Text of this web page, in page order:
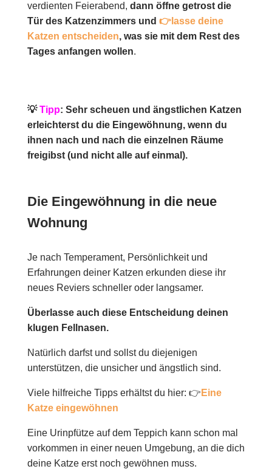
verdienten Feierabend, dann öffne getrost die
Tür des Katzenzimmers und 👉lasse deine
Katzen entscheiden, was sie mit dem Rest des
Tages anfangen wollen.
💡Tipp: Sehr scheuen und ängstlichen Katzen
erleichterst du die Eingewöhnung, wenn du
ihnen nach und nach die einzelnen Räume
freigibst (und nicht alle auf einmal).
Die Eingewöhnung in die neue
Wohnung
Je nach Temperament, Persönlichkeit und
Erfahrungen deiner Katzen erkunden diese ihr
neues Reviers schneller oder langsamer.
Überlasse auch diese Entscheidung deinen
klugen Fellnasen.
Natürlich darfst und sollst du diejenigen
unterstützen, die unsicher und ängstlich sind.
Viele hilfreiche Tipps erhältst du hier: 👉 Eine
Katze eingewöhnen
Eine Urinpfütze auf dem Teppich kann schon mal
vorkommen in einer neuen Umgebung, an die dich
deine Katze erst noch gewöhnen muss.